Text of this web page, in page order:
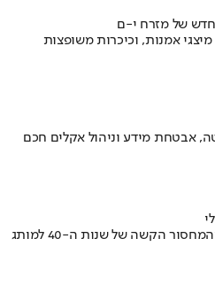
של מזרח י-ם
אמנות, וכיכרות משופצות
אבטחת מידע וניהול אקלים חכם
איך אסם הפכה את תקופת הצנע והמחסור הקשה של שנות ה-40 למותג